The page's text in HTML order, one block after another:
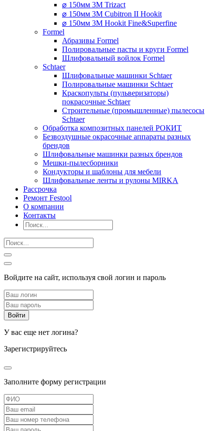
⌀ 150мм 3M Trizact
⌀ 150мм 3M Cubitron II Hookit
⌀ 150мм 3M Hookit Fine&Superfine
Formel
Абразивы Formel
Полировальные пасты и круги Formel
Шлифовальный войлок Formel
Schtaer
Шлифовальные машинки Schtaer
Полировальные машинки Schtaer
Краскопульты (пульверизаторы)
покрасочные Schtaer
Строительные (промышленные) пылесосы
Schtaer
Обработка композитных панелей РОКИТ
Безвоздушные окрасочные аппараты разных
брендов
Шлифовальные машинки разных брендов
Мешки-пылесборники
Кондукторы и шаблоны для мебели
Шлифовальные ленты и рулоны MIRKA
Рассрочка
Ремонт Festool
О компании
Контакты
Войдите на сайт, используя свой логин и пароль
У вас еще нет логина?
Зарегистрируйтесь
Заполните форму регистрации